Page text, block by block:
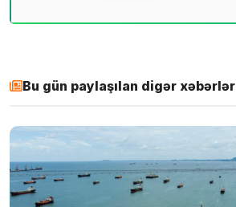
Bu gün paylaşılan digər xəbərlər